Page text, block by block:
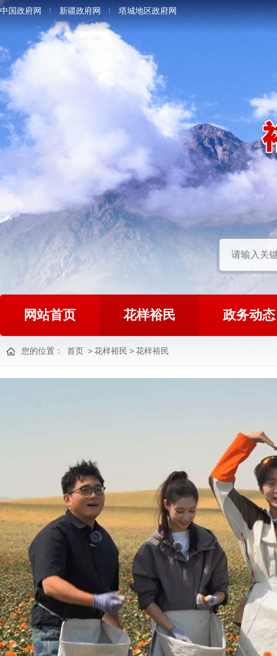
中国政府网 新疆政府网 塔城地区政府网
网站首页 花样裕民 政务动态
您的位置： 首页 >花样裕民 >花样裕民